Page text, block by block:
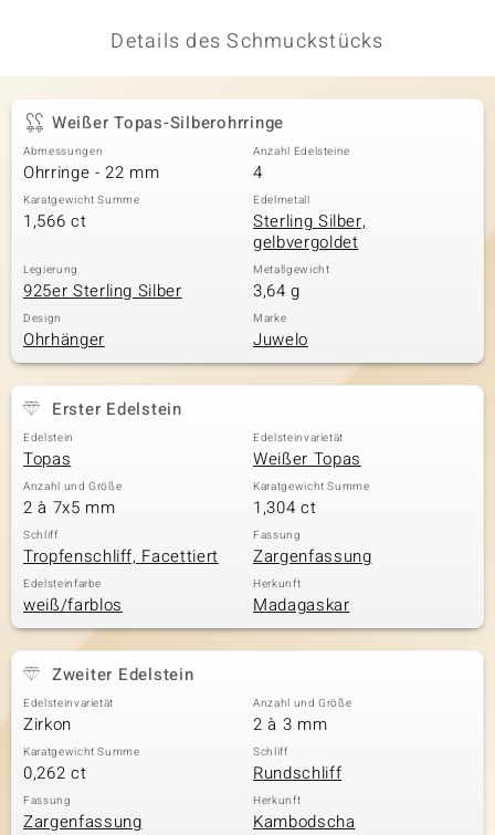
Classics
Details des Schmuckstücks
Weißer Topas-Silberohrringe
Abmessungen
Ohrringe - 22 mm
Anzahl Edelsteine
4
Karatgewicht Summe
1,566 ct
Edelmetall
Sterling Silber,
gelbvergoldet
Legierung
925er Sterling Silber
Metallgewicht
3,64 g
Design
Ohrhänger
Marke
Juwelo
Erster Edelstein
Edelstein
Topas
Edelsteinvarietät
Weißer Topas
Anzahl und Größe
2 à 7x5 mm
Karatgewicht Summe
1,304 ct
Schliff
Tropfenschliff, Facettiert
Fassung
Zargenfassung
Edelsteinfarbe
weiß/farblos
Herkunft
Madagaskar
Zweiter Edelstein
Edelsteinvarietät
Zirkon
Anzahl und Größe
2 à 3 mm
Karatgewicht Summe
0,262 ct
Schliff
Rundschliff
Fassung
Zargenfassung
Herkunft
Kambodscha